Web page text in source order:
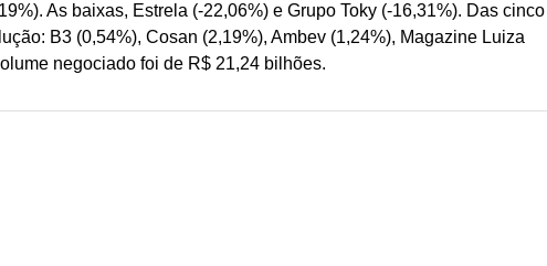
As baixas, Estrela (-22,06%) e Grupo Toky (-16,31%). Das cinco
B3 (0,54%), Cosan (2,19%), Ambev (1,24%), Magazine Luiza
negociado foi de R$ 21,24 bilhões.